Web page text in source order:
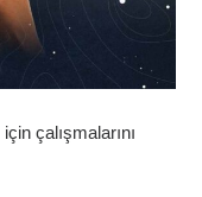
çalışmalarını